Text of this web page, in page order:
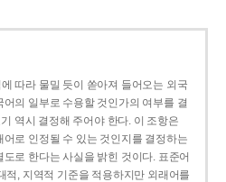
따라 물밀 듯이 쏟아져 들어오는 외국
의 일부로 수용할 것인가의 여부를 결
역시 결정해 주어야 한다. 이 조항은
로 인정될 수 있는 것인지를 결정하는
로 한다는 사실을 밝힌 것이다. 표준어
적, 지역적 기준을 적용하지만 외래어를